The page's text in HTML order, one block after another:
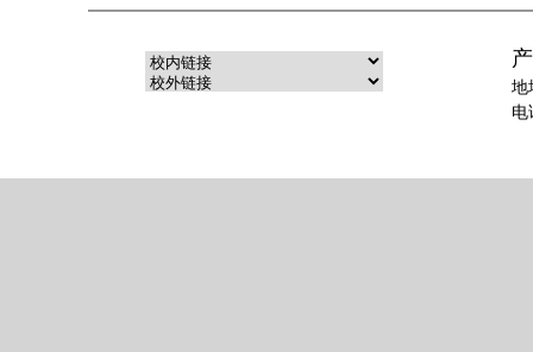
地
电